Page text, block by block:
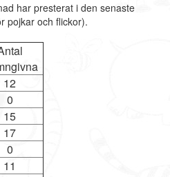
har presterat i den senaste
pojkar och flickor).
12
0
15
17
0
11